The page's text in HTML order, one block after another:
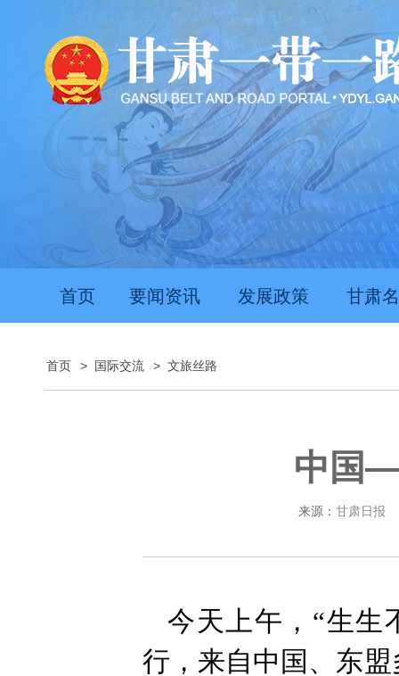
首页 要闻资讯 发展政策 甘肃
首页 > 国际交流 > 文旅丝路
中国—
来源： 甘肃日报
今天上午，“生
行，来自中国、东